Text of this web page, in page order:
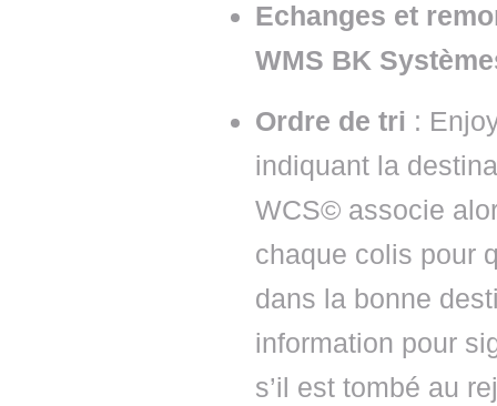
Echanges et
WMS BK
Ordre de tri :
indiquant la
WCS© associe
chaque colis pour
dans la bonne
information pour
s’il est tombé au